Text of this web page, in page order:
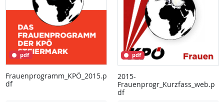
pdf
Frauenprogramm_KPÖ_2015.p
df
pdf
2015-
Frauenprogr_Kurzfass_web.p
df